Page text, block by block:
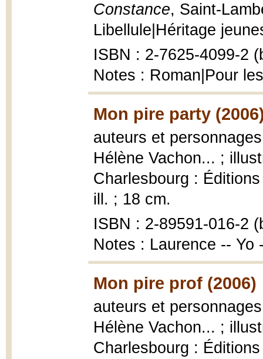
Constance, Saint-
Libellule|Héritage
ISBN : 2-7625-4099-2
Notes : Roman|Pour
Mon pire party
auteurs et
Hélène Vachon... ;
Charlesbourg :
ill. ; 18 cm.
ISBN : 2-89591-016-2
Notes : Laurence -- Yo
Mon pire prof (2006)
auteurs et
Hélène Vachon... ;
Charlesbourg :